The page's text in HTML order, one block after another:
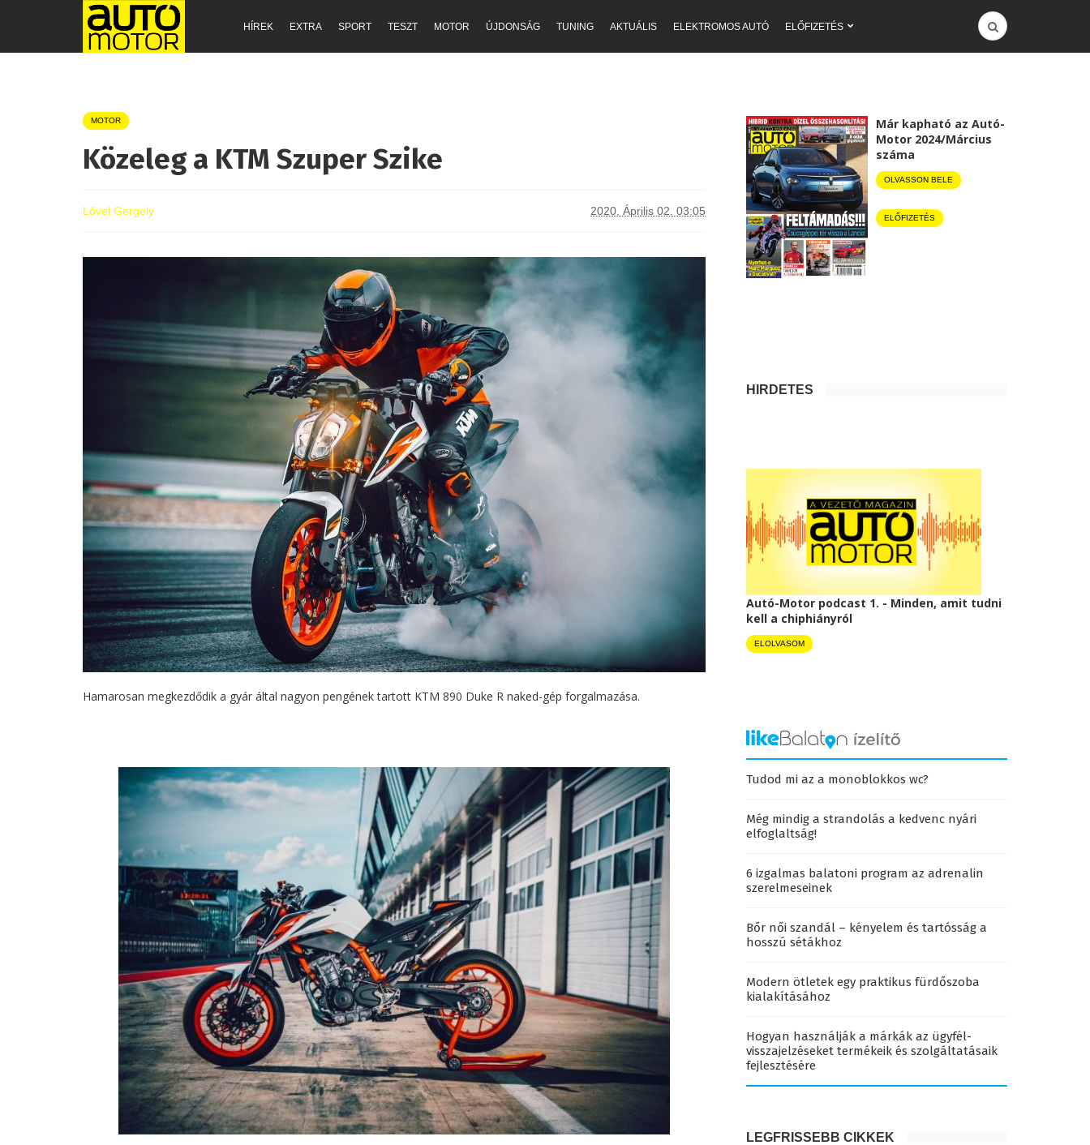
HÍREK EXTRA SPORT TESZT MOTOR ÚJDONSÁG TUNING AKTUÁLIS ELEKTROMOS AUTÓ ELŐFIZETÉS
MOTOR
Közeleg a KTM Szuper Szike
Lővei Gergely 2020. Április 02. 03:05
Hamarosan megkezdődik a gyár által nagyon pengének tartott KTM 890 Duke R naked-gép forgalmazása.
Már kapható az Autó-
Motor 2024/Március
száma
OLVASSON BELE
ELŐFIZETÉS
HIRDETÉS
Autó-Motor podcast 1. - Minden, amit tudni
kell a chiphiányról
ELOLVASOM
Tudod mi az a monoblokkos wc?
Még mindig a strandolás a kedvenc nyári
elfoglaltság!
6 izgalmas balatoni program az adrenalin
szerelmeseinek
Bőr női szandál – kényelem és tartósság a
hosszú sétákhoz
Modern ötletek egy praktikus fürdőszoba
kialakításához
Hogyan használják a márkák az ügyfél-
visszajelzéseket termékeik és szolgáltatásaik
fejlesztésére
LEGFRISSEBB CIKKEK